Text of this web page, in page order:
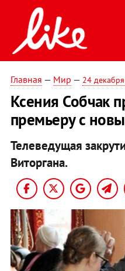
Главная — Мир — 24
Ксения Собчак
премьеру с
Телеведущая
Виторгана.